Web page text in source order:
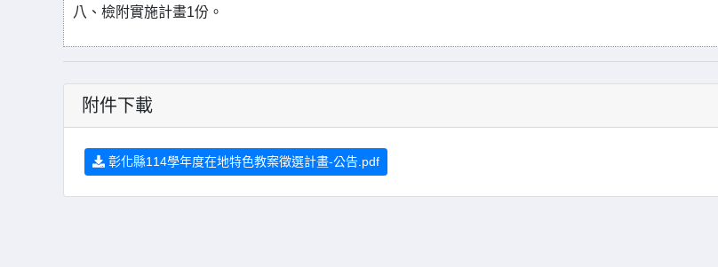
八、檢附實施計畫1份。
附件下載
彰化縣114學年度在地特色教案徵選計畫-公告.pdf